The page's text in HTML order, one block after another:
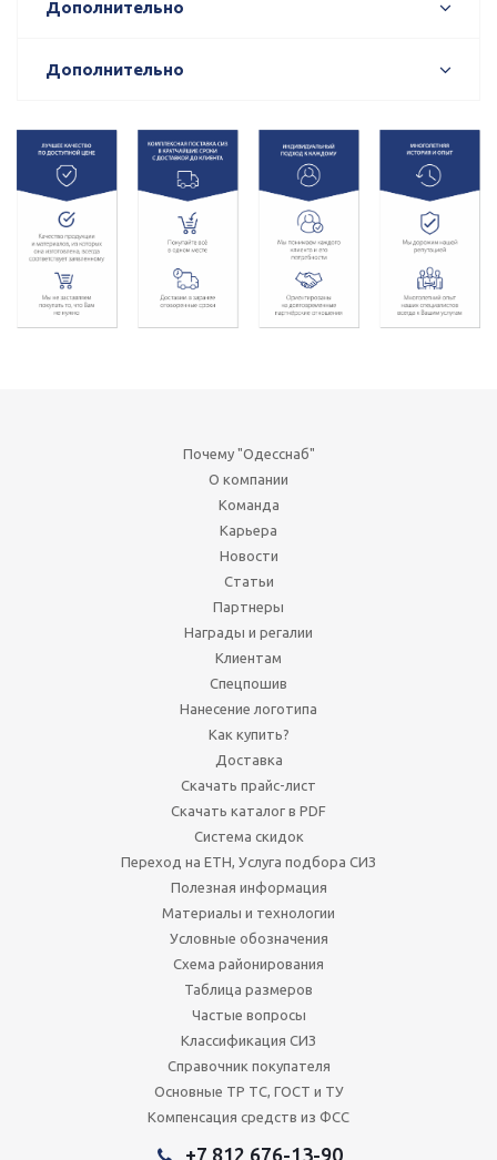
Дополнительно
Дополнительно
Почему "Одесснаб"
О компании
Команда
Карьера
Новости
Статьи
Партнеры
Награды и регалии
Клиентам
Спецпошив
Нанесение логотипа
Как купить?
Доставка
Скачать прайс-лист
Скачать каталог в PDF
Система скидок
Переход на ЕТН, Услуга подбора СИЗ
Полезная информация
Материалы и технологии
Условные обозначения
Схема районирования
Таблица размеров
Частые вопросы
Классификация СИЗ
Справочник покупателя
Основные ТР ТС, ГОСТ и ТУ
Компенсация средств из ФСС
+7 812 676-13-90